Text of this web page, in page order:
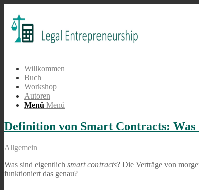
Willkommen
Buch
Workshop
Autoren
Menü Menü
Definition von Smart Contracts: Was
Allgemein
Was sind eigentlich smart contracts? Die Verträge von
funktioniert das genau?